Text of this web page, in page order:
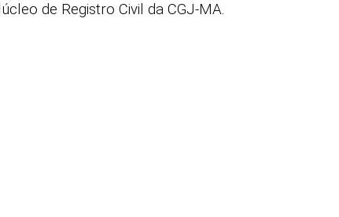
de Registro Civil da CGJ-MA.